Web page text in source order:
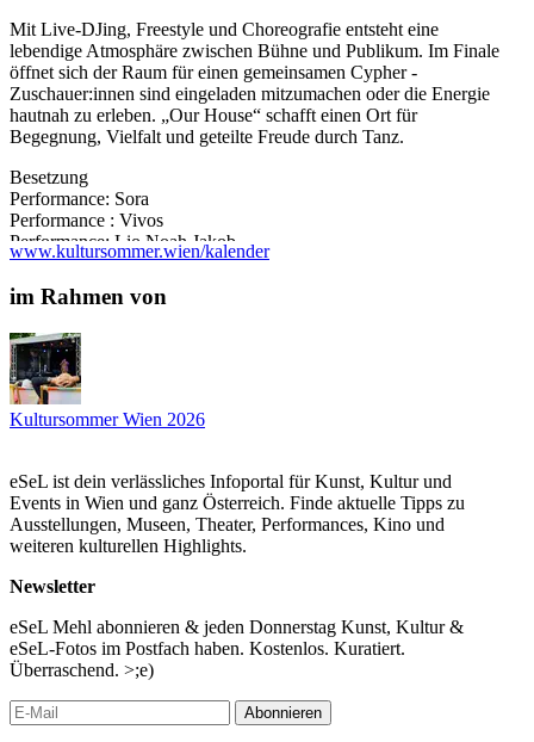
Mit Live-DJing, Freestyle und Choreografie entsteht eine
lebendige Atmosphäre zwischen Bühne und Publikum. Im Finale
öffnet sich der Raum für einen gemeinsamen Cypher -
Zuschauer:innen sind eingeladen mitzumachen oder die Energie
hautnah zu erleben. „Our House“ schafft einen Ort für
Begegnung, Vielfalt und geteilte Freude durch Tanz.
Besetzung
Performance: Sora
Performance : Vivos
Performance: Lio Noah Jakob
Performance: Amina Ben Hassen
Performance : Betty
www.kultursommer.wien/kalender
im Rahmen von
Kultursommer Wien 2026
eSeL ist dein verlässliches Infoportal für Kunst, Kultur und
Events in Wien und ganz Österreich. Finde aktuelle Tipps zu
Ausstellungen, Museen, Theater, Performances, Kino und
weiteren kulturellen Highlights.
Newsletter
eSeL Mehl abonnieren & jeden Donnerstag Kunst, Kultur &
eSeL-Fotos im Postfach haben. Kostenlos. Kuratiert.
Überraschend. >;e)
Abonnieren